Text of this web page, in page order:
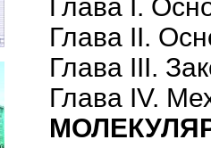
Глава I.
Глава II.
Глава III.
Глава IV.